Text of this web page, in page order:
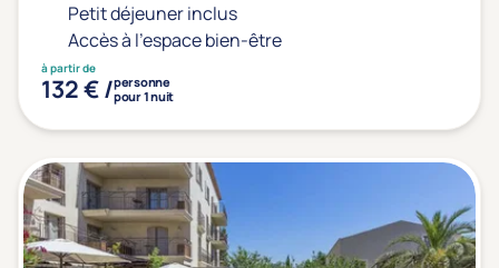
Soins sans hébergement
(0)
Offre séjour + vol inclus
(0)
Petit déjeuner inclus
Accès à l'espace bien-être
à partir de
132 € /personne
pour 1 nuit